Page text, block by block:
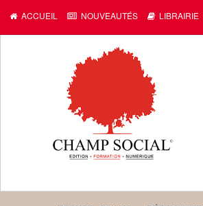
ACCUEIL NOUVEAUTÉS LIBRAIRIE